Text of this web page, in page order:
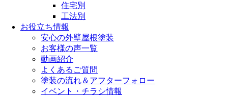
住宅別
工法別
お役立ち情報
安心の外壁屋根塗装
お客様の声一覧
動画紹介
よくあるご質問
塗装の流れ＆アフターフォロー
イベント・チラシ情報